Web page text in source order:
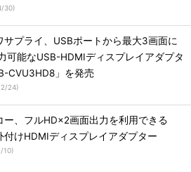
30)
サプライ、USBポートから最大3画面に
可能なUSB-HDMIディスプレイアダプタ
CVU3HD8」を発売
24)
ー、フルHD×2画面出力を利用できる
付けHDMIディスプレイアダプター
10)